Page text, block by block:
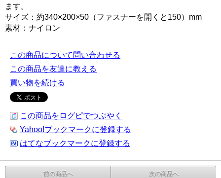
ます。
サイズ：約340×200×50（ファスナーを開くと150）mm
素材：ナイロン
この商品について問い合わせる
この商品を友達に教える
買い物を続ける
この商品をログピでつぶやく
Yahoo!ブックマークに登録する
はてなブックマークに登録する
前の商品へ 次の商品へ